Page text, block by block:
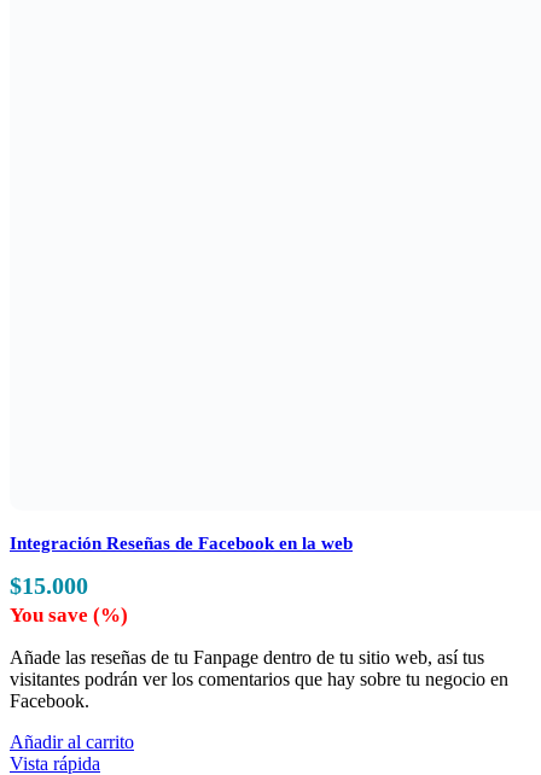
Integración Reseñas de Facebook en la web
$15.000
You save (%)
Añade las reseñas de tu Fanpage dentro de tu sitio web, así tus
visitantes podrán ver los comentarios que hay sobre tu negocio en
Facebook.
Añadir al carrito
Vista rápida